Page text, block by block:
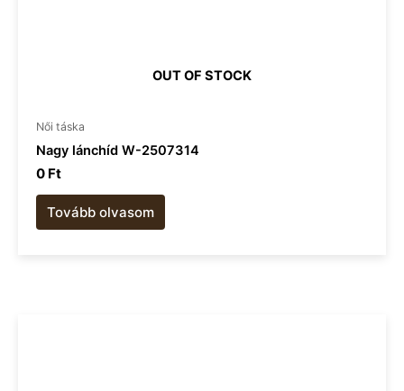
OUT OF STOCK
Női táska
Nagy lánchíd W-2507314
0 Ft
Tovább olvasom